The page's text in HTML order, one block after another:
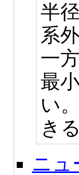
半
系
一
最
い
き
ニュ